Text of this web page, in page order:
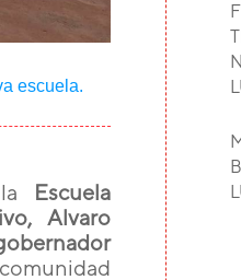
escuela.
Escuela
Alvaro